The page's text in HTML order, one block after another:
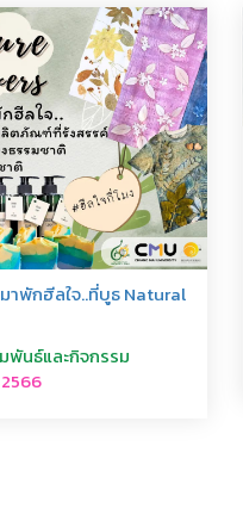
าพักฮีลใจ..ที่บูธ Natural
พันธ์และกิจกรรม